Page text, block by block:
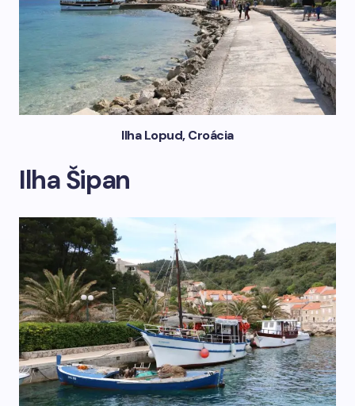
Ilha Lopud, Croácia
Ilha Šipan